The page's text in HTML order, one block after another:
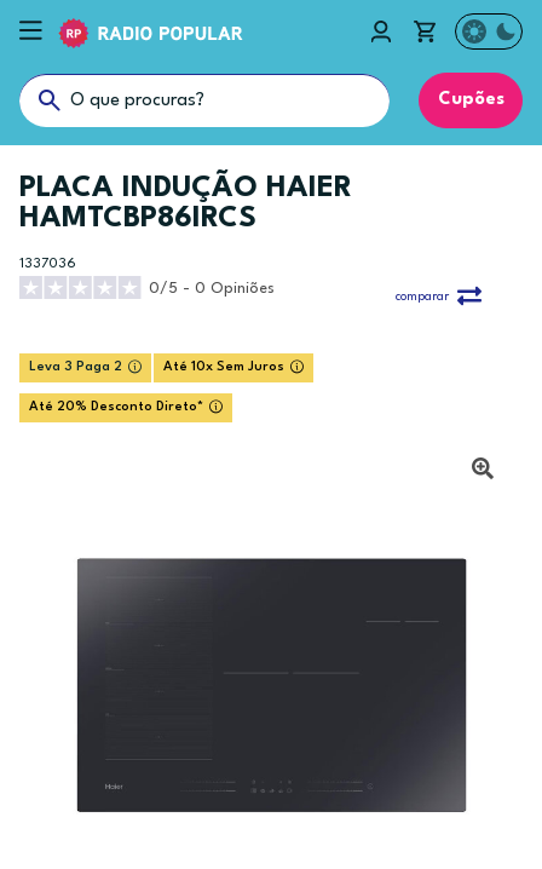
Cupões
PLACA INDUÇÃO HAIER
HAMTCBP86IRCS
1337036
0/5 - 0 Opiniões
comparar
Leva 3 Paga 2 Até 10x Sem Juros
Até 20% Desconto Direto*